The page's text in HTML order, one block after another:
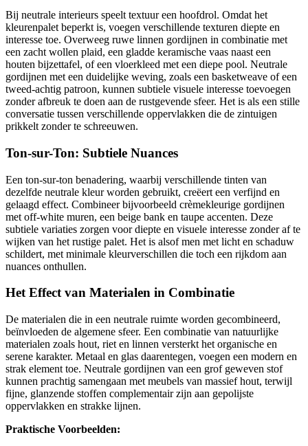
Bij neutrale interieurs speelt textuur een hoofdrol. Omdat het
kleurenpalet beperkt is, voegen verschillende texturen diepte en
interesse toe. Overweeg ruwe linnen gordijnen in combinatie met
een zacht wollen plaid, een gladde keramische vaas naast een
houten bijzettafel, of een vloerkleed met een diepe pool. Neutrale
gordijnen met een duidelijke weving, zoals een basketweave of een
tweed-achtig patroon, kunnen subtiele visuele interesse toevoegen
zonder afbreuk te doen aan de rustgevende sfeer. Het is als een stille
conversatie tussen verschillende oppervlakken die de zintuigen
prikkelt zonder te schreeuwen.
Ton-sur-Ton: Subtiele Nuances
Een ton-sur-ton benadering, waarbij verschillende tinten van
dezelfde neutrale kleur worden gebruikt, creëert een verfijnd en
gelaagd effect. Combineer bijvoorbeeld crèmekleurige gordijnen
met off-white muren, een beige bank en taupe accenten. Deze
subtiele variaties zorgen voor diepte en visuele interesse zonder af te
wijken van het rustige palet. Het is alsof men met licht en schaduw
schildert, met minimale kleurverschillen die toch een rijkdom aan
nuances onthullen.
Het Effect van Materialen in Combinatie
De materialen die in een neutrale ruimte worden gecombineerd,
beïnvloeden de algemene sfeer. Een combinatie van natuurlijke
materialen zoals hout, riet en linnen versterkt het organische en
serene karakter. Metaal en glas daarentegen, voegen een modern en
strak element toe. Neutrale gordijnen van een grof geweven stof
kunnen prachtig samengaan met meubels van massief hout, terwijl
fijne, glanzende stoffen complementair zijn aan gepolijste
oppervlakken en strakke lijnen.
Praktische Voorbeelden: